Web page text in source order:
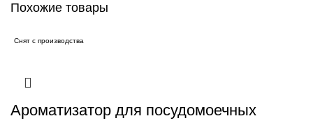
Похожие товары
Снят с производства
Ароматизатор для посудомоечных